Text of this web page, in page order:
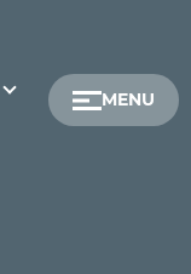
MENU